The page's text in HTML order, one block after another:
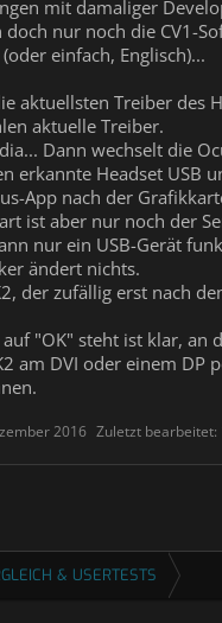
mit damaliger
nur noch die CV1-
einfach, Englisch)...
aktuellsten Treiber des
aktuelle Treiber.
Dann wechselt die
erkannte Headset USB
App nach der
ist aber nur noch der
nur ein USB-Gerät
ändert nichts.
der zufällig erst nach
"OK" steht ist klar, an
am DVI oder einem
2016 Zuletzt bearbeitet:
& USERTESTS